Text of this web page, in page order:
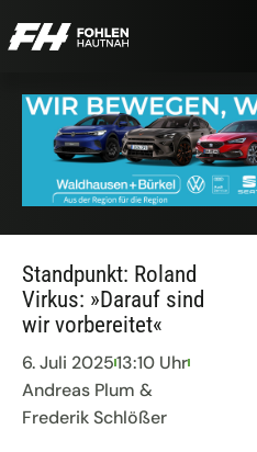
Standpunkt: Roland
Virkus: »Darauf sind
wir vorbereitet«
6. Juli 202513:10 Uhr
Andreas Plum &
Frederik Schlößer